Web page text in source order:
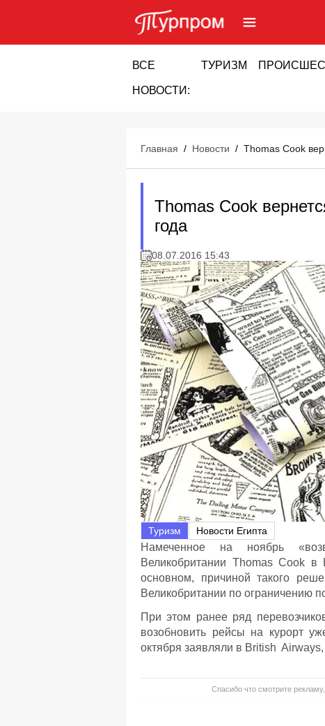
ВСЕ
НОВОСТИ:
ТУРИЗМ
Главная / Новости / Thomas Cook
Thomas Cook
года
08.07.2016 15:43
Туризм Новости Египта
Намеченное на ноябрь
Великобритании Thomas Cook
основном, причиной такого
Великобритании по ограничению
При этом ранее ряд
возобновить рейсы на курорт
октября заявляли в British
Спасибо что смотрите